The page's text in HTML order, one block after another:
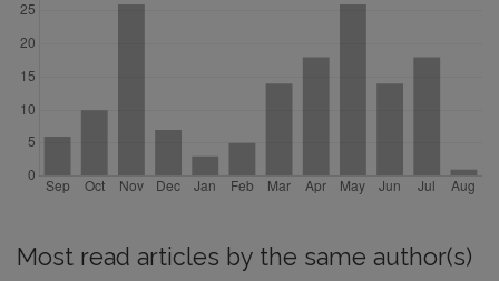
Most read articles by the same author(s)